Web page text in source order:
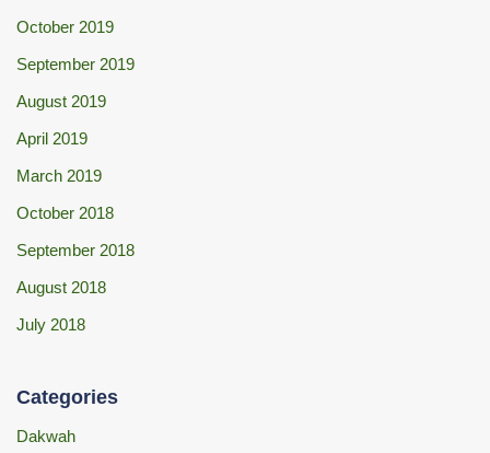
October 2019
September 2019
August 2019
April 2019
March 2019
October 2018
September 2018
August 2018
July 2018
Categories
Dakwah